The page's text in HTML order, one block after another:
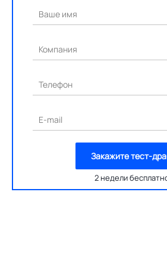
Ваше имя
Компания
Телефон
E-mail
Закажите тест-
2 недели